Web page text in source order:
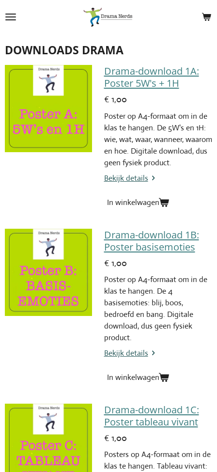
direct
de
hoofdinhoud
DOWNLOADS DRAMA
Drama-download 1A:
Poster 5W's + 1H
€ 1,00
Poster op A4-formaat om in de
klas te hangen. De 5W's en 1H:
wie, wat, waar, wanneer, waarom
en hoe. Digitale download, dus
geen fysiek product.
Bekijk details
In winkelwagen
Drama-download 1B:
Poster basisemoties
€ 1,00
Poster op A4-formaat om in de
klas te hangen. De 4
basisemoties: blij, boos,
bedroefd en bang. Digitale
download, dus geen fysiek
product.
Bekijk details
In winkelwagen
Drama-download 1C:
Poster tableau vivant
€ 1,00
Posters op A4-formaat om in de
klas te hangen. Tableau vivant: